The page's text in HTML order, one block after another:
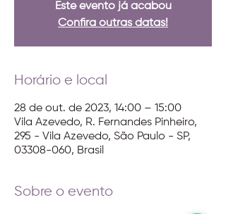
Este evento já acabou
Confira outras datas!
Horário e local
28 de out. de 2023, 14:00 – 15:00
Vila Azevedo, R. Fernandes Pinheiro,
295 - Vila Azevedo, São Paulo - SP,
03308-060, Brasil
Sobre o evento